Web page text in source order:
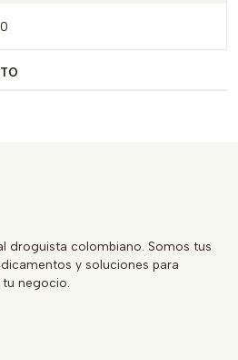
droguista colombiano. Somos tus
y soluciones para
negocio.